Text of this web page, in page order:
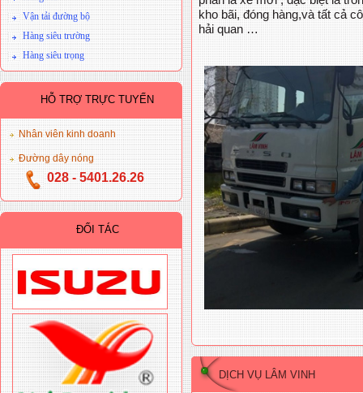
Vận tải đường bộ
Hàng siêu trường
Hàng siêu trọng
HỖ TRỢ TRỰC TUYẾN
Nhân viên kinh doanh
Đường dây nóng
028 - 5401.26.26
ĐỐI TÁC
kho bãi, đóng hàng,và tất cả
hải quan …
DỊCH